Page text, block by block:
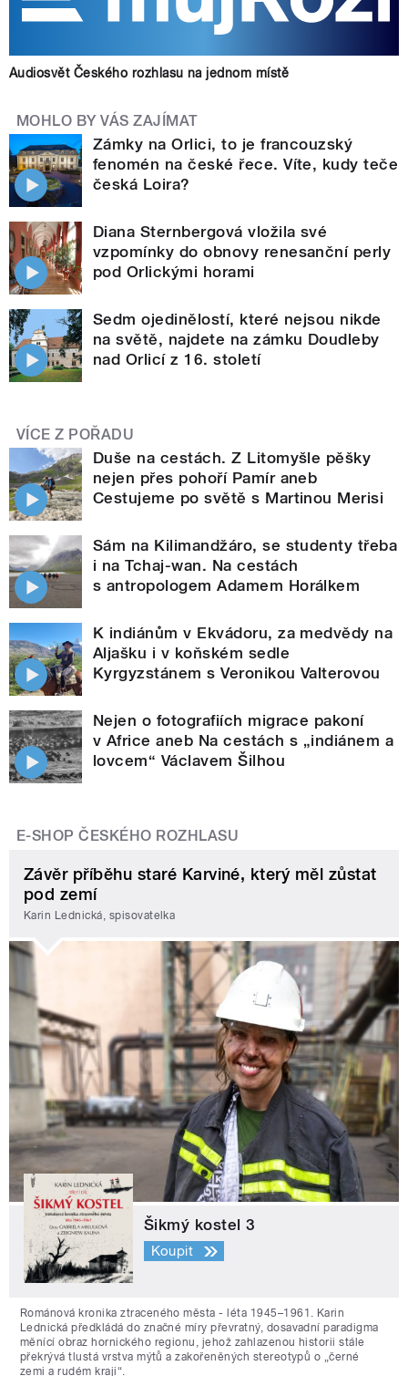
Audiosvět Českého rozhlasu na jednom místě
MOHLO BY VÁS ZAJÍMAT
Zámky na Orlici, to je francouzský
fenomén na české řece. Víte, kudy teče
česká Loira?
Diana Sternbergová vložila své
vzpomínky do obnovy renesanční perly
pod Orlickými horami
Sedm ojedinělostí, které nejsou nikde
na světě, najdete na zámku Doudleby
nad Orlicí z 16. století
VÍCE Z POŘADU
Duše na cestách. Z Litomyšle pěšky
nejen přes pohoří Pamír aneb
Cestujeme po světě s Martinou Merisi
Sám na Kilimandžáro, se studenty třeba
i na Tchaj-wan. Na cestách
s antropologem Adamem Horálkem
K indiánům v Ekvádoru, za medvědy na
Aljašku i v koňském sedle
Kyrgyzstánem s Veronikou Valterovou
Nejen o fotografiích migrace pakoní
v Africe aneb Na cestách s „indiánem a
lovcem“ Václavem Šilhou
E-SHOP ČESKÉHO ROZHLASU
Závěr příběhu staré Karviné, který měl zůstat
pod zemí
Karin Lednická, spisovatelka
Šikmý kostel 3
Koupit
Románová kronika ztraceného města - léta 1945–1961. Karin
Lednická předkládá do značné míry převratný, dosavadní paradigma
měnící obraz hornického regionu, jehož zahlazenou historii stále
překrývá tlustá vrstva mýtů a zakořeněných stereotypů o „černé
zemi a rudém kraji“.